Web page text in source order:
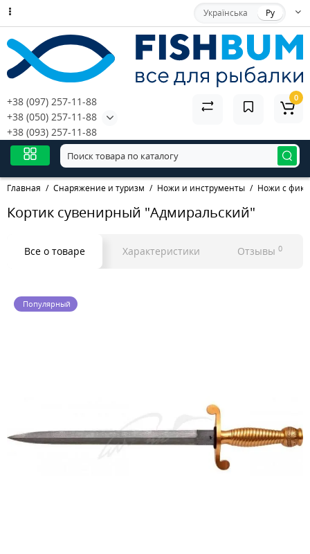
Українська Ру
+38 (097) 257-11-88
+38 (050) 257-11-88
+38 (093) 257-11-88
0
Главная Снаряжение и туризм Ножи и инструменты Ножи с
Кортик сувенирный "Адмиральский"
Все о товаре Характеристики Отзывы 0
Популярный